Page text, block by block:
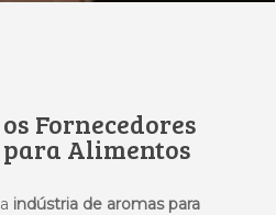
Fornecedores
Alimentos
indústria de aromas para